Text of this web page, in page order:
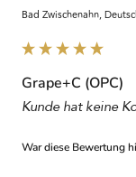
Bad Zwischenahn,
Grape+C (OPC)
Kunde hat keine
War diese Bewertung